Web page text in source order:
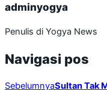
adminyogya
Penulis di Yogya News
Navigasi pos
SebelumnyaSultan Tak